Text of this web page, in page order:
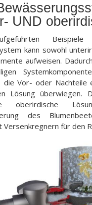
UND
Beispiele
kann sowohl
aufweisen.
die Vor- oder Nachteile
Lösung überwiegen.
oberirdische
des
für den